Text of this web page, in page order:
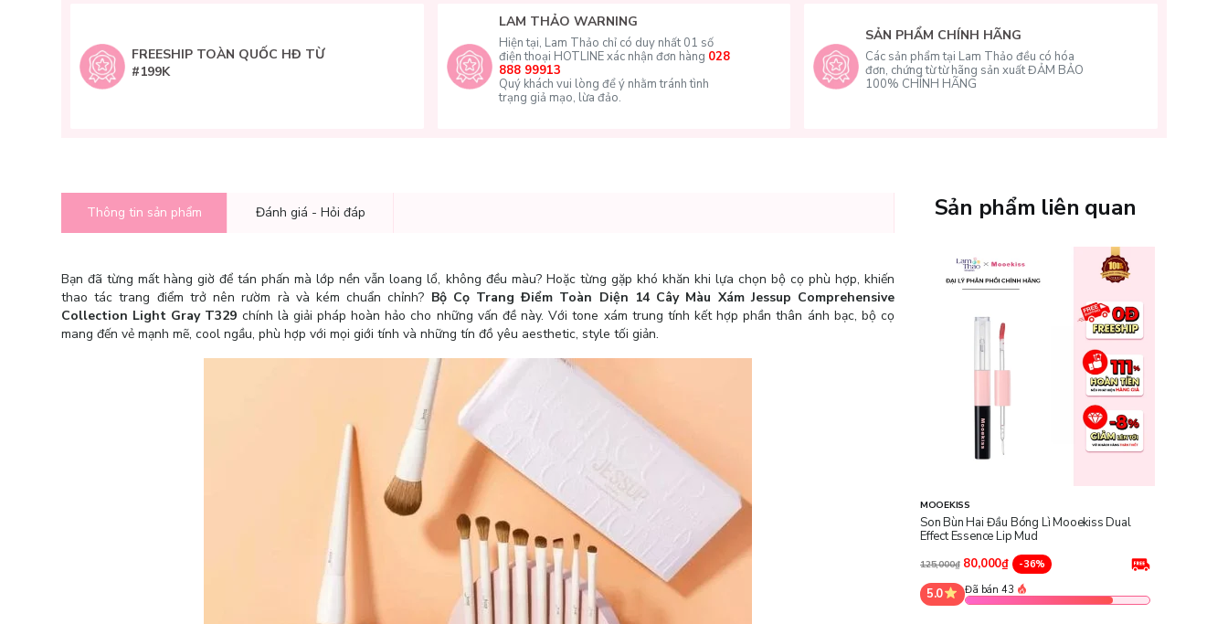
FREESHIP TOÀN QUỐC HĐ TỪ
#199K
LAM THẢO WARNING
Hiện tại, Lam Thảo chỉ có duy nhất 01 số
điện thoại HOTLINE xác nhận đơn hàng 028
888 99913
Quý khách vui lòng để ý nhằm tránh tình
trạng giả mạo, lừa đảo.
SẢN PHẨM CHÍNH HÃNG
Các sản phẩm tại Lam Thảo đều có hóa
đơn, chứng từ từ hãng sản xuất ĐẢM BẢO
100% CHÍNH HÃNG
Thông tin sản phẩm Đánh giá - Hỏi đáp
Bạn đã từng mất hàng giờ để tán phấn mà lớp nền vẫn loang lổ, không đều màu? Hoặc từng gặp khó khăn khi lựa chọn bộ cọ phù hợp, khiến
thao tác trang điểm trở nên rườm rà và kém chuẩn chỉnh? Bộ Cọ Trang Điểm Toàn Diện 14 Cây Màu Xám Jessup Comprehensive
Collection Light Gray T329 chính là giải pháp hoàn hảo cho những vấn đề này. Với tone xám trung tính kết hợp phần thân ánh bạc, bộ cọ
mang đến vẻ mạnh mẽ, cool ngầu, phù hợp với mọi giới tính và những tín đồ yêu aesthetic, style tối giản.
Sản phẩm liên quan
MOOEKISS
Son Bùn Hai Đầu Bóng Lì Mooekiss Dual
Effect Essence Lip Mud
125,000₫ 80,000₫ -36%
5.0 Đã bán 43